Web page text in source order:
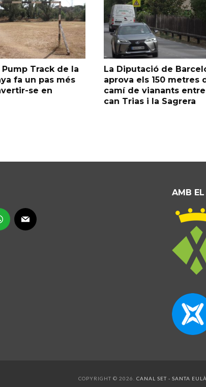
Pump Track de la
fa un pas més
se en
La Diputació de
aprova els 150 metres
camí de vianants entre
can Trias i la Sagrera
AMB
COPYRIGHT © 2026. CANAL SET - SANTA